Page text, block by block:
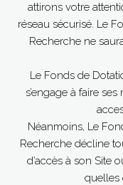
attirons votre
réseau sécurisé. Le
Recherche ne
Le Fonds de
s’engage à faire
Néanmoins, Le
Recherche décline
d’accès à son Site
quelles